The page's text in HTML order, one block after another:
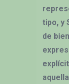
tipo, y
de